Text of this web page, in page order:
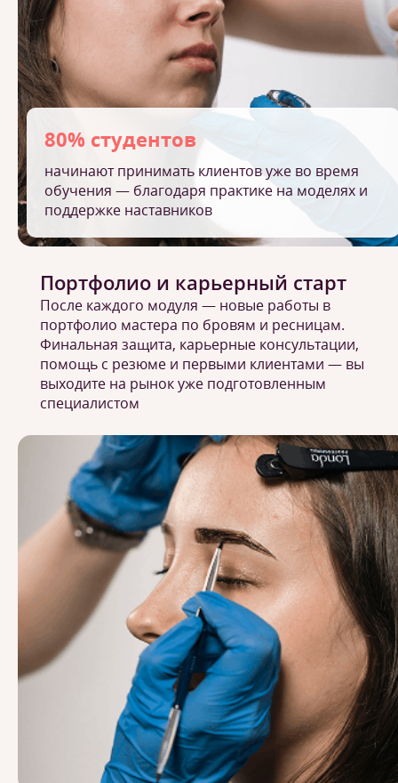
80% студентов
начинают принимать клиентов уже во время
обучения — благодаря практике на моделях и
поддержке наставников
Портфолио и карьерный старт
После каждого модуля — новые работы в
портфолио мастера по бровям и ресницам.
Финальная защита, карьерные консультации,
помощь с резюме и первыми клиентами — вы
выходите на рынок уже подготовленным
специалистом